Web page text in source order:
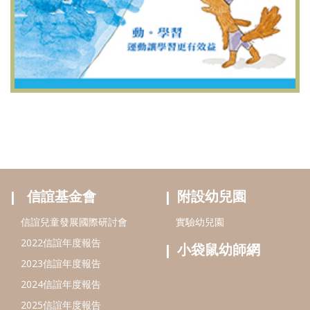
信誼基金會
信誼兒童發展國際研討會
2022信誼年度報告
2023信誼年度報告
2024信誼年度報告
2025信誼年度報告
附設幼兒園
實驗幼兒園
小袋鼠幼師網